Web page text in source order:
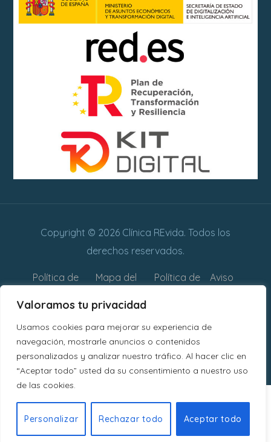
Valoramos tu privacidad
Usamos cookies para mejorar su experiencia de
navegación, mostrarle anuncios o contenidos
personalizados y analizar nuestro tráfico. Al hacer clic en
“Aceptar todo” usted da su consentimiento a nuestro uso
de las cookies.
Personalizar Rechazar todo Aceptar todo
Copyright © 2026 Clínica REvida. Todos los
derechos reservados.
Política de
Mapa del
Política de
Aviso
Declaración
de
Accesibilidad